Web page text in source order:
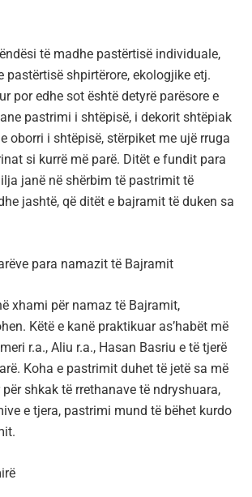
të madhe pastërtisë individuale,
pastërtisë shpirtërore, ekologjike etj.
por edhe sot është detyrë parësore e
pastrimi i shtëpisë, i dekorit shtëpiak
oborri i shtëpisë, stërpiket me ujë rruga
si kurrë më parë. Ditët e fundit para
janë në shërbim të pastrimit të
jashtë, që ditët e bajramit të duken sa
para namazit të Bajramit
xhami për namaz të Bajramit,
Këtë e kanë praktikuar as’habët më
r.a., Aliu r.a., Hasan Basriu e të tjerë
Koha e pastrimit duhet të jetë sa më
shkak të rrethanave të ndryshuara,
e tjera, pastrimi mund të bëhet kurdo